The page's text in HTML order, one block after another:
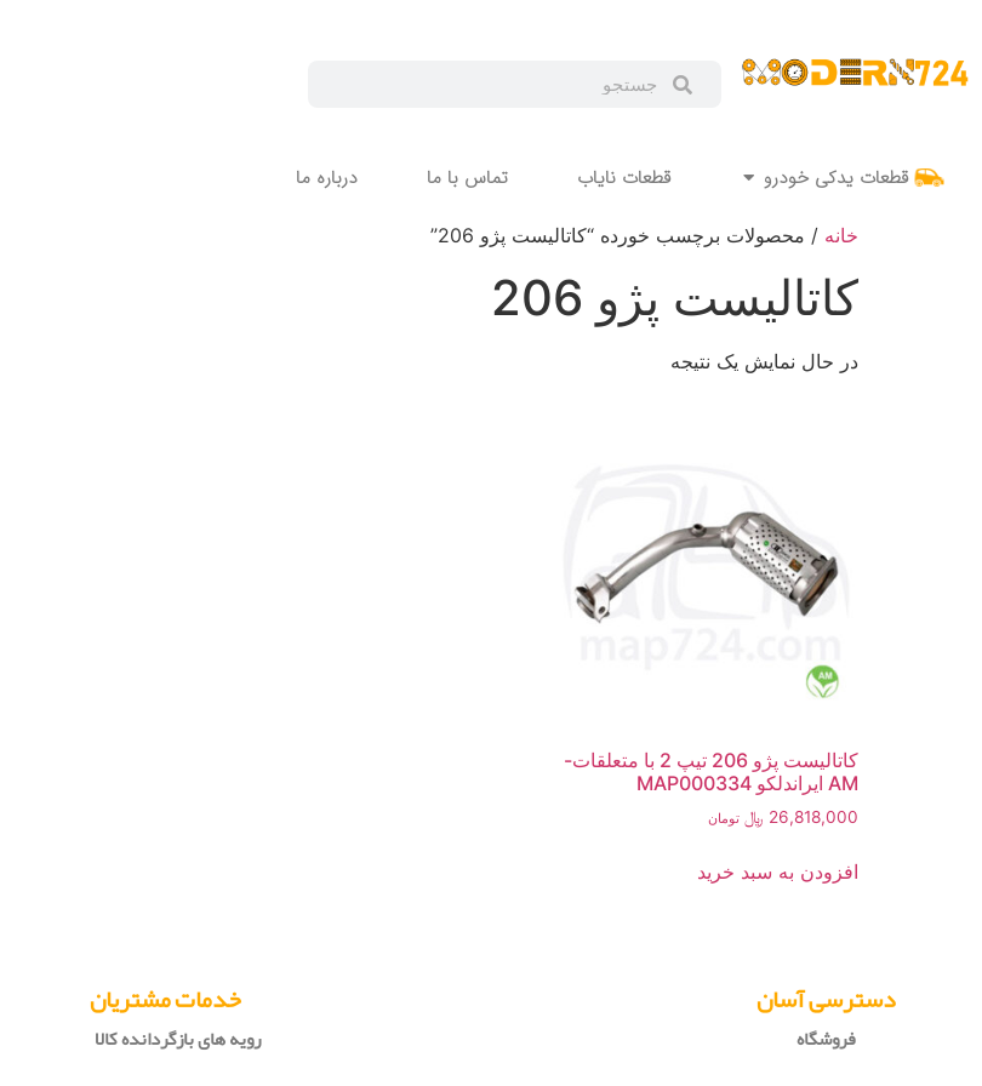
قطعات یدکی خودرو قطعات نایاب تماس با ما درباره ما
خانه / محصولات برچسب خورده “کاتالیست پژو 206”
کاتالیست پژو 206
در حال نمایش یک نتیجه
کاتالیست پژو 206 تیپ 2 با متعلقات-
AM ایراندلکو MAP000334
26,818,000 ﷼ تومان
افزودن به سبد خرید
دسترسی آسان
فروشگاه
خدمات مشتریان
رویه های بازگردانده کالا